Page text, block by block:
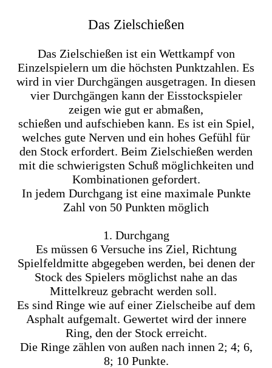
Das Zielschießen
Das Zielschießen ist ein Wettkampf von
Einzelspielern um die höchsten Punktzahlen. Es
wird in vier Durchgängen ausgetragen. In diesen
vier Durchgängen kann der Eisstockspieler
zeigen wie gut er abmaßen,
schießen und aufschieben kann. Es ist ein Spiel,
welches gute Nerven und ein hohes Gefühl für
den Stock erfordert. Beim Zielschießen werden
mit die schwierigsten Schuß möglichkeiten und
Kombinationen gefordert.
In jedem Durchgang ist eine maximale Punkte
Zahl von 50 Punkten möglich
1. Durchgang
Es müssen 6 Versuche ins Ziel, Richtung
Spielfeldmitte abgegeben werden, bei denen der
Stock des Spielers möglichst nahe an das
Mittelkreuz gebracht werden soll.
Es sind Ringe wie auf einer Zielscheibe auf dem
Asphalt aufgemalt. Gewertet wird der innere
Ring, den der Stock erreicht.
Die Ringe zählen von außen nach innen 2; 4; 6,
8; 10 Punkte.